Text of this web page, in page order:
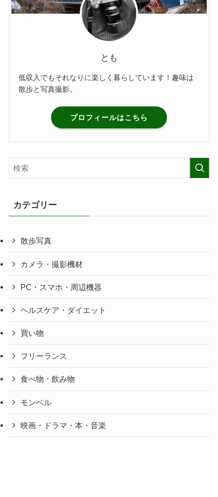
とも
低収入でもそれなりに楽しく暮らしています！趣味は
散歩と写真撮影。
プロフィールはこちら
カテゴリー
散歩写真
カメラ・撮影機材
PC・スマホ・周辺機器
ヘルスケア・ダイエット
買い物
フリーランス
食べ物・飲み物
モンベル
映画・ドラマ・本・音楽